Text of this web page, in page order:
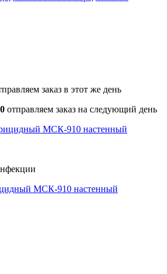
заказ в этот же день
отправляем заказ на следующий день
МСК-910 настенный